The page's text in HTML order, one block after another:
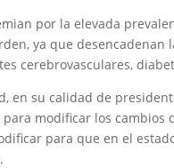
por la elevada
ya que desencadenan
cerebrovasculares,
en su calidad de
modificar los
para que en el